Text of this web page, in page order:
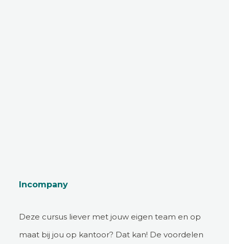
Incompany
Deze cursus liever met jouw eigen team en op
maat bij jou op kantoor? Dat kan! De voordelen